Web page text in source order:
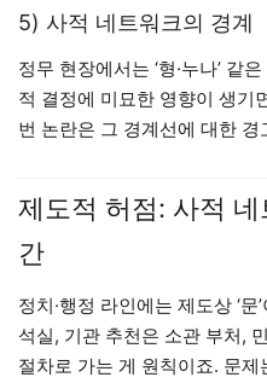
5) 사적 네트워크의 경계
정무 현장에서는 ‘형·누나’ 같
적 결정에 미묘한 영향이 생기
번 논란은 그 경계선에 대한 경
제도적 허점: 사적
간
정치·행정 라인에는 제도상 ‘
석실, 기관 추천은 소관 부처,
절차로 가는 게 원칙이죠. 문제